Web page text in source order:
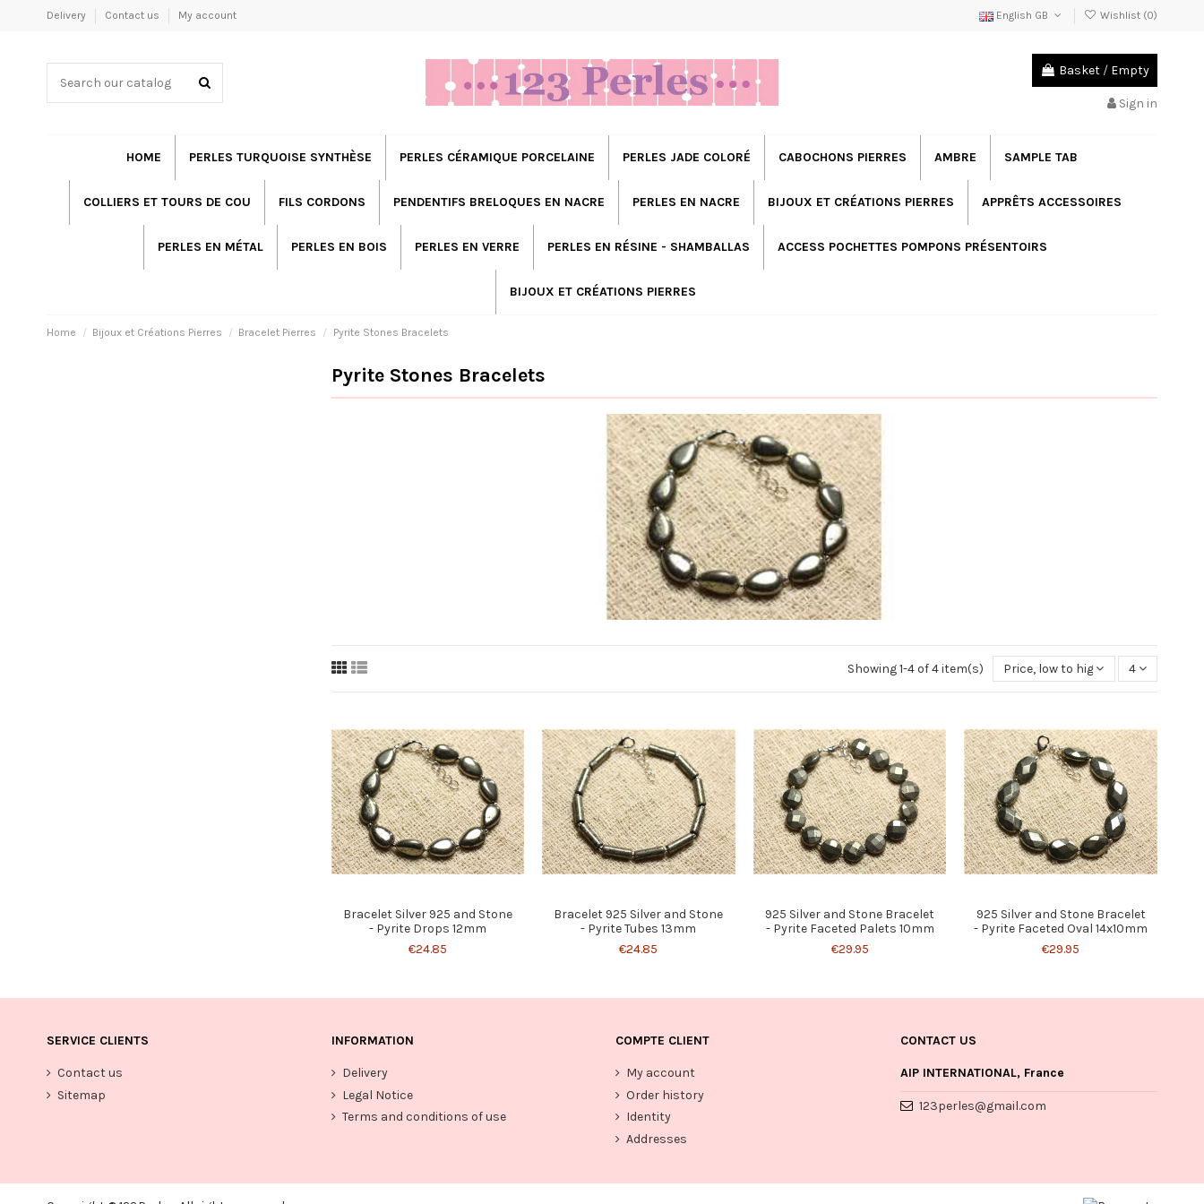
Delivery Contact us My account English GB Wishlist (0)
Basket / Empty
Sign in
HOME PERLES TURQUOISE SYNTHÈSE PERLES CÉRAMIQUE PORCELAINE PERLES JADE COLORÉ CABOCHONS PIERRES AMBRE SAMPLE TAB
COLLIERS ET TOURS DE COU FILS CORDONS PENDENTIFS BRELOQUES EN NACRE PERLES EN NACRE BIJOUX ET CRÉATIONS PIERRES APPRÊTS ACCESSOIRES
PERLES EN MÉTAL PERLES EN BOIS PERLES EN VERRE PERLES EN RÉSINE - SHAMBALLAS ACCESS POCHETTES POMPONS PRÉSENTOIRS
BIJOUX ET CRÉATIONS PIERRES
Home Bijoux et Créations Pierres Bracelet Pierres Pyrite Stones Bracelets
Pyrite Stones Bracelets
Showing 1-4 of 4 item(s) Price, low to high 4
Bracelet Silver 925 and Stone
- Pyrite Drops 12mm
€24.85
Bracelet 925 Silver and Stone
- Pyrite Tubes 13mm
€24.85
925 Silver and Stone Bracelet
- Pyrite Faceted Palets 10mm
€29.95
925 Silver and Stone Bracelet
- Pyrite Faceted Oval 14x10mm
€29.95
SERVICE CLIENTS
Contact us
Sitemap
INFORMATION
Delivery
Legal Notice
Terms and conditions of use
COMPTE CLIENT
My account
Order history
Identity
Addresses
CONTACT US
AIP INTERNATIONAL, France
123perles@gmail.com